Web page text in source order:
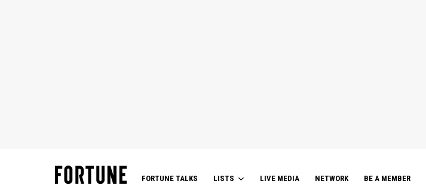
FORTUNE TALKS LISTS LIVE MEDIA NETWORK BE A MEMBER